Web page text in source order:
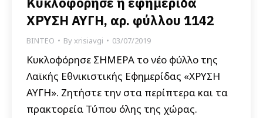
ΧΡΥΣΗ ΑΥΓΗ, αρ. φύλλου 1142
ΒΙΝΤΕΟ Byxrisiavgi 03/07/2019
Κυκλοφόρησε ΣΗΜΕΡΑ το νέο φύλλο της
Λαϊκής Εθνικιστικής Εφημερίδας «ΧΡΥΣΗ
ΑΥΓΗ». Ζητήστε την στα περίπτερα και τα
πρακτορεία Τύπου όλης της χώρας.